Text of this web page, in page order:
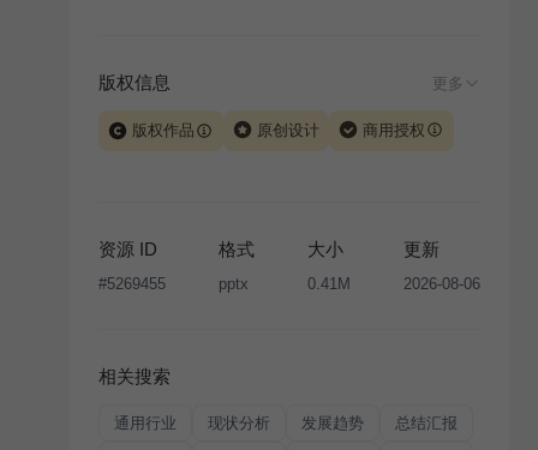
版权信息 更多
版权作品 原创设计 商用授权
版权声明
条款，禁止任何形式的转让、出售或出租，未
经投权许可任何人不得擅自转载和分发，否则将接照我
资源 ID
#5269455
格式
pptx
大小
0.41M
更新
2026-08-06
相关搜索
通用行业 现状分析 发展趋势 总结汇报